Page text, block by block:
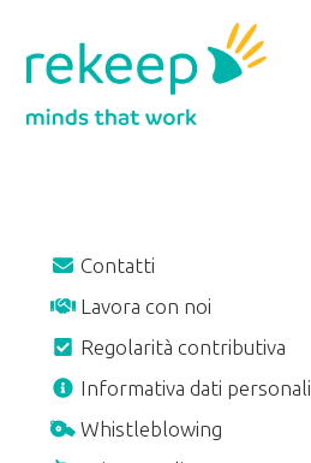
Contatti
Lavora con noi
Regolarità contributiva
Informativa dati personali
Whistleblowing